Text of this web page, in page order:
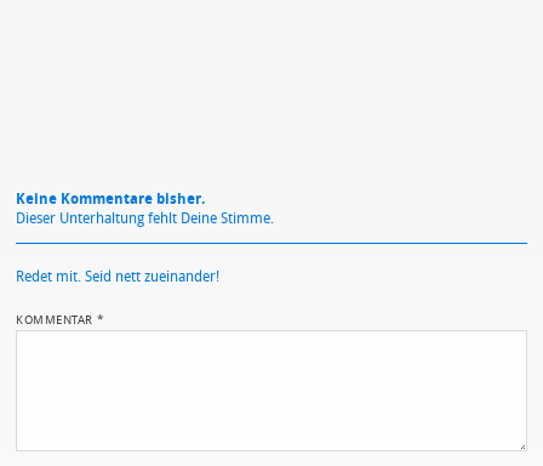
Keine Kommentare bisher.
Dieser Unterhaltung fehlt Deine Stimme.
Redet mit. Seid nett zueinander!
KOMMENTAR*